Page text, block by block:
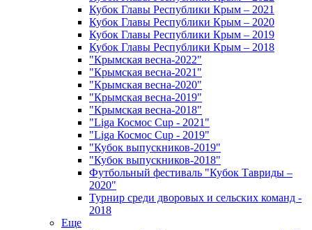
Кубок Главы Республики Крым – 2021
Кубок Главы Республики Крым – 2020
Кубок Главы Республики Крым – 2019
Кубок Главы Республики Крым – 2018
"Крымская весна-2022"
"Крымская весна-2021"
"Крымская весна-2020"
"Крымская весна-2019"
"Крымская весна-2018"
"Liga Космос Cup - 2021"
"Liga Космос Cup - 2019"
"Кубок выпускников-2019"
"Кубок выпускников-2018"
Футбольный фестиваль "Кубок Тавриды –
2020"
Турнир среди дворовых и сельских команд -
2018
Еще